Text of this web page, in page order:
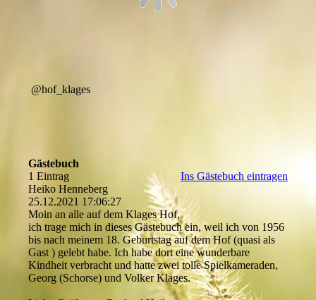
@hof_klages
Gästebuch
1 Eintrag
Ins Gästebuch eintragen
Heiko Henneberg
25.12.2021 17:06:27
Moin an alle auf dem Klages Hof,
ich trage mich in dieses Gästebuch ein, weil ich von 1956
bis nach meinem 18. Geburtstag auf dem Hof (quasi als
Gast ) gelebt habe. Ich habe dort eine wunderbare
Kindheit verbracht und hatte zwei tolle Spielkameraden,
Georg (Schorse) und Volker Klages.